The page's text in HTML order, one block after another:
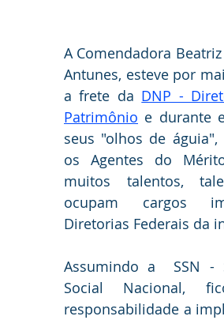
A Comendadora
Antunes, esteve por
a frete da DNP -
Patrimônio e durante
seus "olhos de
os Agentes do
muitos talentos,
ocupam cargos
Diretorias Federais da
Assumindo a  SSN -
Social Nacional,
responsabilidade a